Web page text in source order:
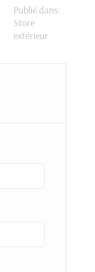
Publié dans:
Store
extérieur